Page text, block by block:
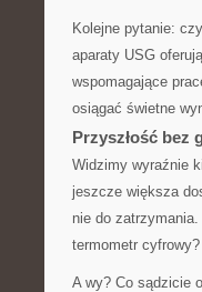
Kolejne pytanie:
aparaty USG
wspomagające
osiągać świetne
Przyszłość bez
Widzimy wyraźnie
jeszcze większa
nie do
termometr cyfrowy?
A wy? Co sądzicie